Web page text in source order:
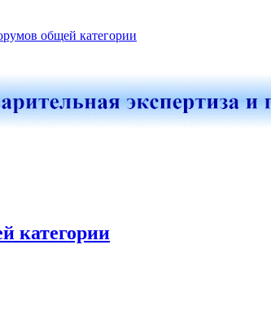
общей категории
категории